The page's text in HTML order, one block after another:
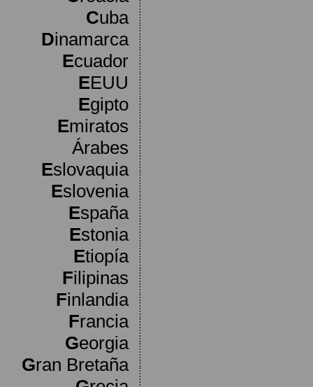
Cuba
Dinamarca
Ecuador
EEUU
Egipto
Emiratos
Árabes
Eslovaquia
Eslovenia
España
Estonia
Etiopía
Filipinas
Finlandia
Francia
Georgia
Gran Bretaña